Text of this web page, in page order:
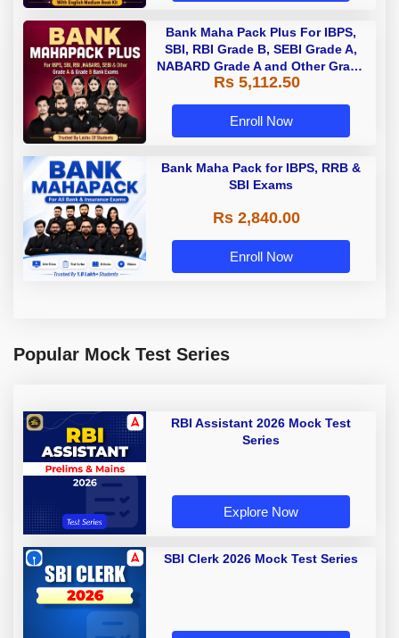
Bank Maha Pack Plus For IBPS,
SBI, RBI Grade B, SEBI Grade A,
NABARD Grade A and Other Grade
A & Grade B Bank Exams
Rs 5,112.50
Enroll Now
Bank Maha Pack for IBPS, RRB &
SBI Exams
Rs 2,840.00
Enroll Now
Popular Mock Test Series
RBI Assistant 2026 Mock Test
Series
Explore Now
SBI Clerk 2026 Mock Test Series